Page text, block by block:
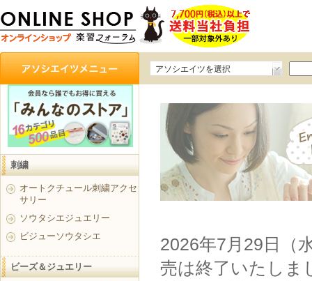
アソシエイツを選択
2026年7月29日（
売は終了いたしま
刺繍
オートクチュール刺繍アクセ
サリー
ソウタシエジュエリー
ビジューソウタシエ
ビーズ＆ジュエリー